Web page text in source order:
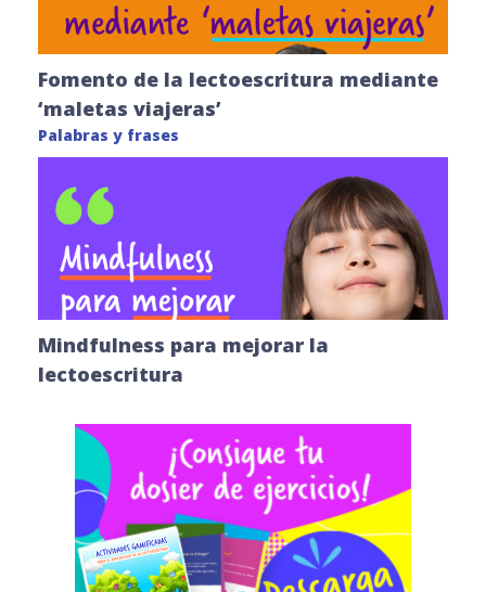
Fomento de la lectoescritura mediante
‘maletas viajeras’
Palabras y frases
Mindfulness para mejorar la
lectoescritura